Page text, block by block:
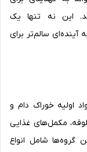
این نه تنها یک
سالم‌تر برای
اولیه خوراک دام و
مکمل‌های غذایی
گروه‌ها شامل انواع